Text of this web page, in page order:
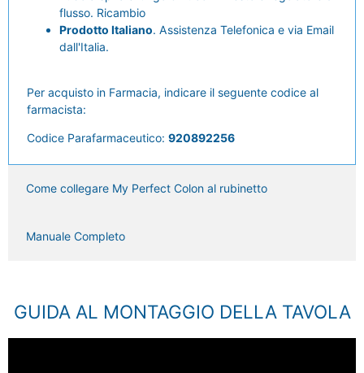
flusso. Ricambio
Prodotto Italiano. Assistenza Telefonica e via Email
dall'Italia.
Per acquisto in Farmacia, indicare il seguente codice al
farmacista:
Codice Parafarmaceutico: 920892256
Come collegare My Perfect Colon al rubinetto
Manuale Completo
GUIDA AL MONTAGGIO DELLA TAVOLA